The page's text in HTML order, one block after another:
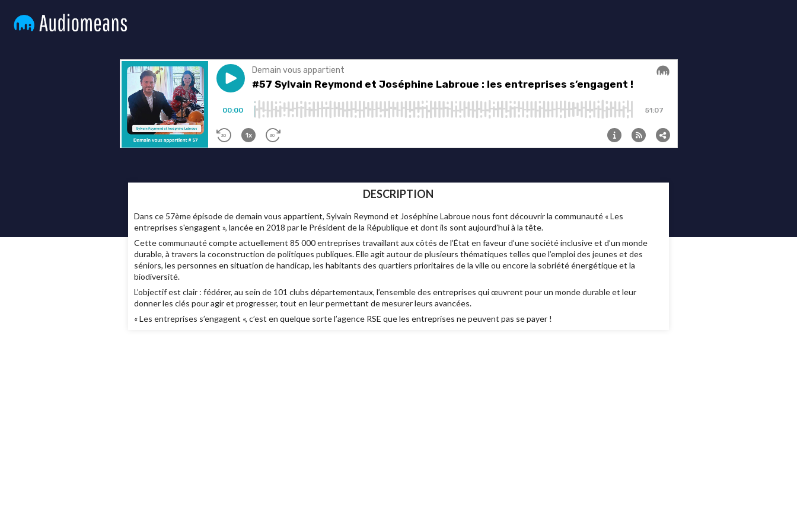
DESCRIPTION
Dans ce 57ème épisode de demain vous appartient, Sylvain Reymond et Joséphine Labroue nous font découvrir la communauté « Les
entreprises s'engagent », lancée en 2018 par le Président de la République et dont ils sont aujourd’hui à la tête.
Cette communauté compte actuellement 85 000 entreprises travaillant aux côtés de l’État en faveur d’une société inclusive et d’un monde
durable, à travers la coconstruction de politiques publiques. Elle agit autour de plusieurs thématiques telles que l’emploi des jeunes et des
séniors, les personnes en situation de handicap, les habitants des quartiers prioritaires de la ville ou encore la sobriété énergétique et la
biodiversité.
L’objectif est clair : fédérer, au sein de 101 clubs départementaux, l’ensemble des entreprises qui œuvrent pour un monde durable et leur
donner les clés pour agir et progresser, tout en leur permettant de mesurer leurs avancées.
« Les entreprises s’engagent «, c’est en quelque sorte l’agence RSE que les entreprises ne peuvent pas se payer !